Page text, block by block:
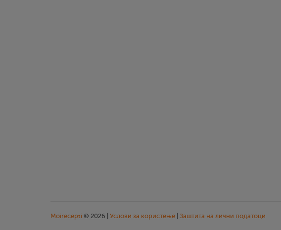
Moirecepti © 2026 | Услови за користење Заштита на лични податоци